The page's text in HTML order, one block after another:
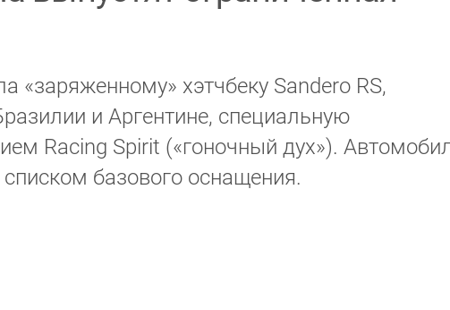
«заряженному» хэтчбеку Sandero RS,
и Аргентине, специальную
Racing Spirit («гоночный дух»).
базового оснащения.